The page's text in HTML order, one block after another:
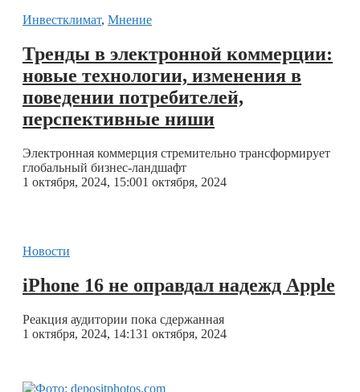
Инвестклимат, Мнение
Тренды в электронной коммерции:
новые технологии, изменения в
поведении потребителей,
перспективные ниши
Электронная коммерция стремительно трансформирует
глобальный бизнес-ландшафт
1 октября, 2024, 15:001 октября, 2024
Новости
iPhone 16 не оправдал надежд Apple
Реакция аудитории пока сдержанная
1 октября, 2024, 14:131 октября, 2024